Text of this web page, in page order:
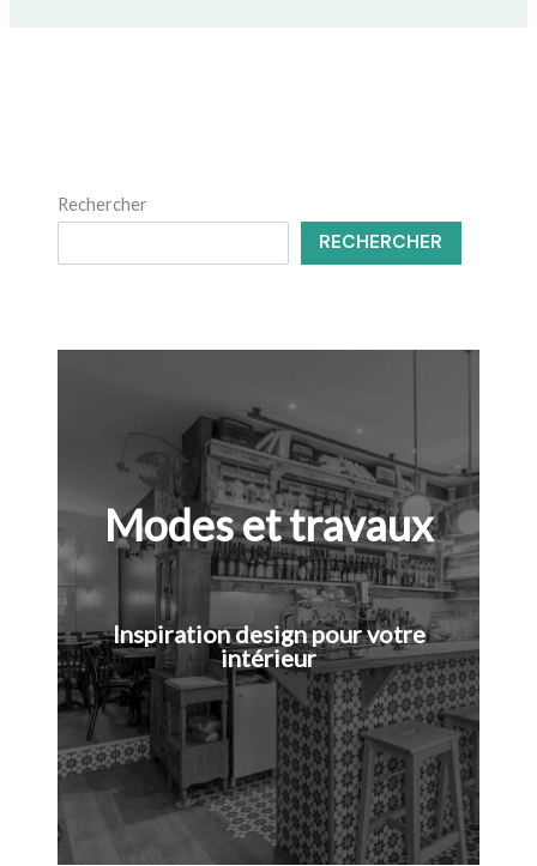
Rechercher
RECHERCHER
Modes et travaux
Inspiration design pour votre
intérieur